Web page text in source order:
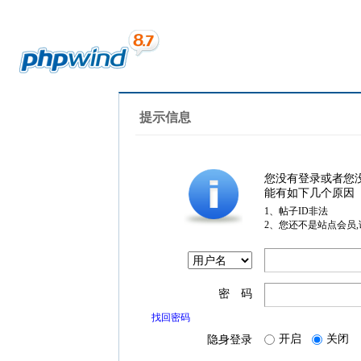
提示信息
您没有登录或者您
能有如下几个原因
1、帖子ID非法
2、您还不是站点会员
密 码
找回密码
隐身登录 开启 关闭